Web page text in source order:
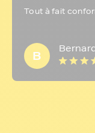
Tout à fait
B